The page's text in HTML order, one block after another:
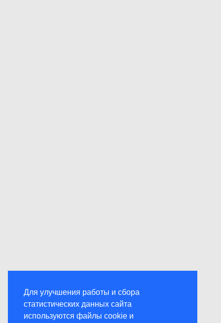
Для улучшения работы и сбора
статистических данных сайта
используются файлы cookie и